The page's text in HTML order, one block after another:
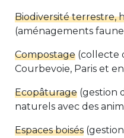
Biodiversité terrestre,
(aménagements
Compostage(collecte
Courbevoie, Paris et
Ecopâturage(gestion
naturels avec des
Espaces boisés